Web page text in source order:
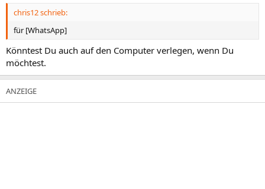
chris12 schrieb:
für [WhatsApp]
Könntest Du auch auf den Computer verlegen, wenn Du
möchtest.